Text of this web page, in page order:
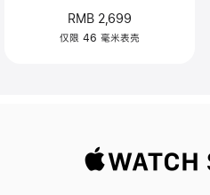
RMB 2,699
仅限 46 毫米表壳